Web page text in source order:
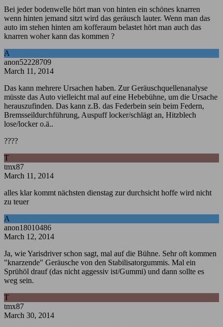
Bei jeder bodenwelle hört man von hinten ein schönes knarren
wenn hinten jemand sitzt wird das geräusch lauter. Wenn man das
auto im stehen hinten am kofferaum belastet hört man auch das
knarren woher kann das kommen ?
A
anon52228709
March 11, 2014
Das kann mehrere Ursachen haben. Zur Geräuschquellenanalyse
müsste das Auto vielleicht mal auf eine Hebebühne, um die Ursache
herauszufinden. Das kann z.B. das Federbein sein beim Federn,
Bremsseildurchführung, Auspuff locker/schlägt an, Hitzblech
lose/locker o.ä..
????
T
tmx87
March 11, 2014
alles klar kommt nächsten dienstag zur durchsicht hoffe wird nicht
zu teuer
A
anon18010486
March 12, 2014
Ja, wie Yarisdriver schon sagt, mal auf die Bühne. Sehr oft kommen
"knarzende" Geräusche von den Stabilisatorgummis. Mal ein
Sprühöl drauf (das nicht aggessiv ist/Gummi) und dann sollte es
weg sein.
T
tmx87
March 30, 2014